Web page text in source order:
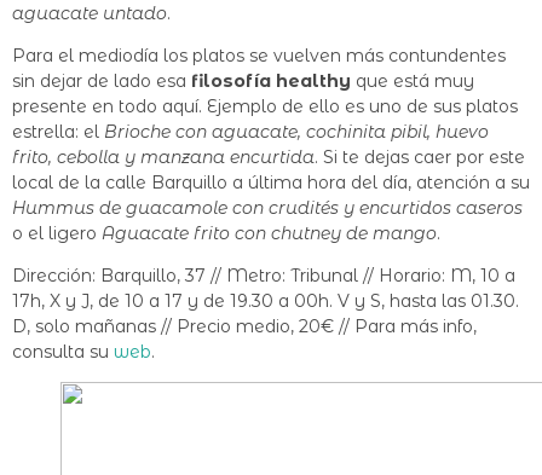
aguacate untado.
Para el mediodía los platos se vuelven más contundentes
sin dejar de lado esa filosofía healthy que está muy
presente en todo aquí. Ejemplo de ello es uno de sus platos
estrella: el Brioche con aguacate, cochinita pibil, huevo
frito, cebolla y manzana encurtida. Si te dejas caer por este
local de la calle Barquillo a última hora del día, atención a su
Hummus de guacamole con crudités y encurtidos caseros
o el ligero Aguacate frito con chutney de mango.
Dirección: Barquillo, 37 // Metro: Tribunal // Horario: M, 10 a
17h, X y J, de 10 a 17 y de 19.30 a 00h. V y S, hasta las 01.30.
D, solo mañanas // Precio medio, 20€ // Para más info,
consulta su web.